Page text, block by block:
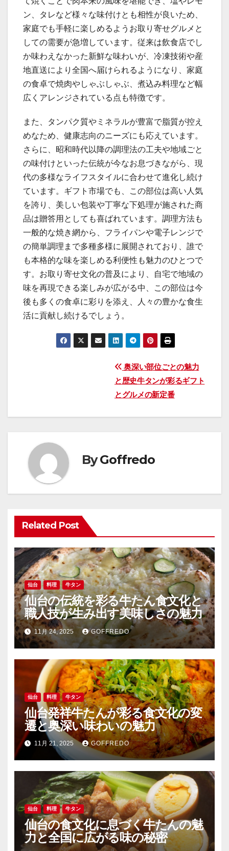
ン、タレなど様々な味付けとも相性が良いため、
家庭でも手軽に楽しめるようお取り寄せグルメと
しての需要が急増しています。従来は飲食店でし
か味わえなかった新鮮な味わいが、冷凍技術や産
地直送により全国へ届けられるようになり、家庭
の食卓で焼肉やしゃぶしゃぶ、煮込み料理など幅
広くアレンジされている点も特徴です。
また、タンパク質やミネラルが豊富で脂質が控え
めなため、健康志向のニーズにも応えています。
さらに、昭和時代以降の調理法の工夫や地域ごと
の味付けといった伝統が今なお息づきながら、現
代の多様なライフスタイルに合わせて進化し続け
ています。ギフト市場でも、この部位は高い人気
を誇り、美しい包装や丁寧な下処理が施された商
品は贈答用としても喜ばれています。調理方法も
一般的な焼き網から、フライパンや電子レンジで
の簡単調理まで多種多様に展開されており、誰で
も本格的な味を楽しめる利便性も魅力のひとつで
す。お取り寄せ文化の普及により、自宅で地域の
味を再現できる楽しみが広がる中、この部位は今
後も多くの食卓に彩りを添え、人々の豊かな食生
活に貢献し続けるでしょう。
ナ
ゲ
ー
シ
ョ
ン
奥深い部位ごとの魅力
と歴史牛タンが彩るギフト
とグルメの新定番
ByGoffredo
Related Post
仙台 料理 牛タン
仙台の伝統を彩る牛たん食文化と
職人技が生み出す美味しさの魅力
11月 24, 2025 GOFFREDO
仙台 料理 牛タン
仙台発祥牛たんが彩る食文化の変
遷と奥深い味わいの魅力
11月 21, 2025 GOFFREDO
仙台 料理 牛タン
仙台の食文化に息づく牛たんの魅
力と全国に広がる味の秘密